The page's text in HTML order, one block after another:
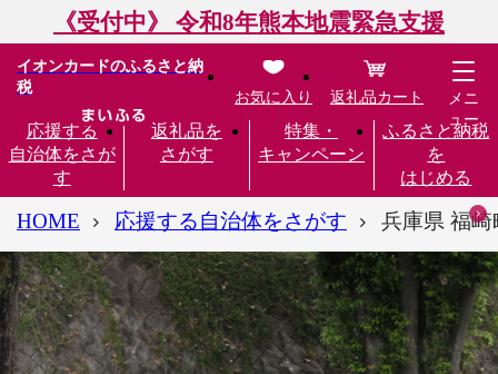
《受付中》 令和8年熊本地震緊急支援
イオンカードのふるさと納
税
応援する
自治体をさが
す
返礼品を
さがす
特集・
キャンペーン
ふるさと納税
を
はじめる
お気に入り 返礼品カート
メニ
ュー
HOME 応援する自治体をさがす 兵庫県 福崎